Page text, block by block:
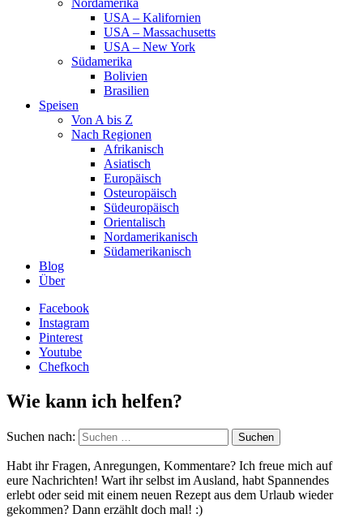
Nordamerika
USA – Kalifornien
USA – Massachusetts
USA – New York
Südamerika
Bolivien
Brasilien
Speisen
Von A bis Z
Nach Regionen
Afrikanisch
Asiatisch
Europäisch
Osteuropäisch
Südeuropäisch
Orientalisch
Nordamerikanisch
Südamerikanisch
Blog
Über
Facebook
Instagram
Pinterest
Youtube
Chefkoch
Wie kann ich helfen?
Suchen nach:
Habt ihr Fragen, Anregungen, Kommentare? Ich freue mich auf
eure Nachrichten! Wart ihr selbst im Ausland, habt Spannendes
erlebt oder seid mit einem neuen Rezept aus dem Urlaub wieder
gekommen? Dann erzählt doch mal! :)